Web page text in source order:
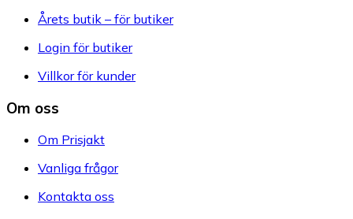
Årets butik – för butiker
Login för butiker
Villkor för kunder
Om oss
Om Prisjakt
Vanliga frågor
Kontakta oss